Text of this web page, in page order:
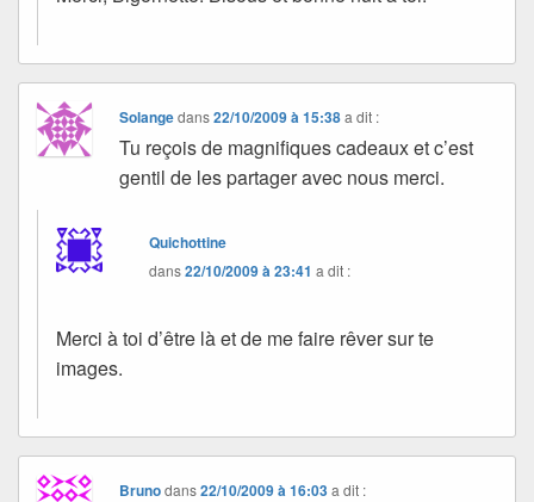
Solangedans22/10/2009 à 15:38 a dit :
Tu reçois de magnifiques cadeaux et c’est
gentil de les partager avec nous merci.
Quichottine
dans22/10/2009 à 23:41 a dit :
Merci à toi d’être là et de me faire rêver sur te
images.
Brunodans22/10/2009 à 16:03 a dit :